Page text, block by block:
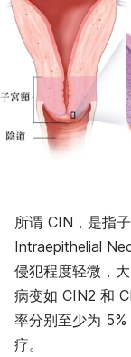
所谓 CIN，是指子
Intraepithelial
侵犯程度轻微，
病变如 CIN2 和
率分别至少为
疗。